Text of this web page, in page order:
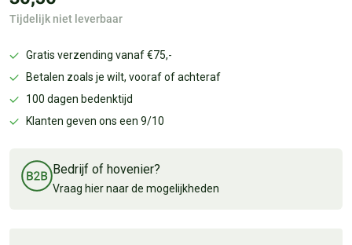
Tijdelijk niet leverbaar
Gratis verzending vanaf €75,-
Betalen zoals je wilt, vooraf of achteraf
100 dagen bedenktijd
Klanten geven ons een 9/10
Bedrijf of hovenier?
Vraag hier naar de mogelijkheden